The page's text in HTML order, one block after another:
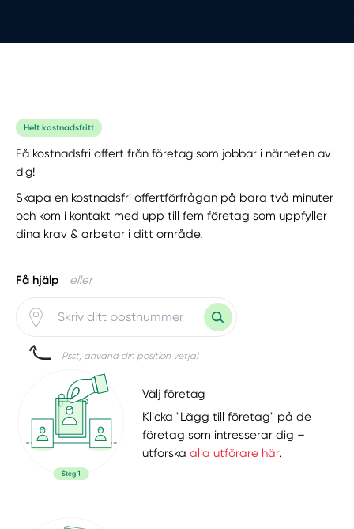
Helt kostnadsfritt
Få kostnadsfri offert från företag som jobbar i närheten av
dig!
Skapa en kostnadsfri offertförfrågan på bara två minuter
och kom i kontakt med upp till fem företag som uppfyller
dina krav & arbetar i ditt område.
Få hjälp eller
Psst, använd din position vetja!
Välj företag
Klicka "Lägg till företag" på de
företag som intresserar dig –
utforskaalla utförare här.